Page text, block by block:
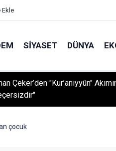
Ekle
SIYASET DÜNYA
Çeker’den "Kur’aniyyûn"
çocuk